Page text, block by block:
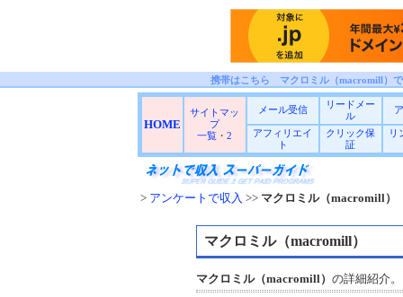
携帯はこちら マクロミル（macromill）
HOME
サイトマッ
プ
一覧 ・ 2
メール受信
リードメー
ル
アフィリエイ
ト
クリック保
証
リ
> アンケートで収入 >> マクロミル（macromill）
マクロミル（macromill）
マクロミル（macromill） の詳細紹介。